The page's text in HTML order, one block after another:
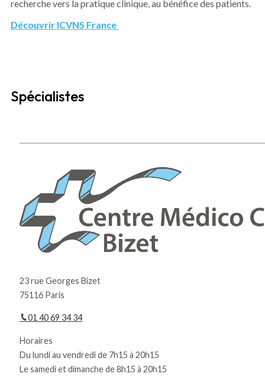
recherche vers la pratique clinique, au bénéfice des patients.
Découvrir ICVNS France
Spécialistes
23 rue Georges Bizet
75116 Paris
01 40 69 34 34
Horaires
Du lundi au vendredi de 7h15 à 20h15
Le samedi et dimanche de 8h15 à 20h15